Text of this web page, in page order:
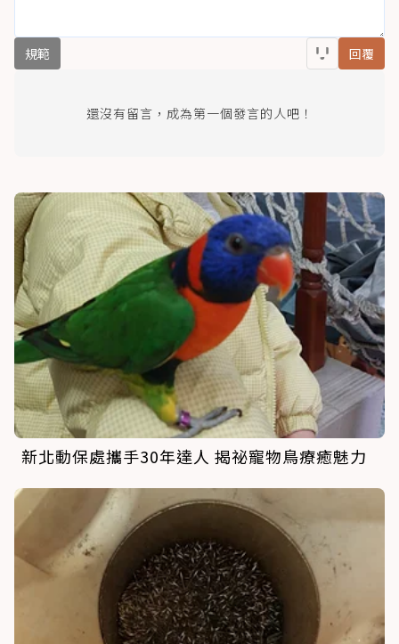
規範 回覆
還沒有留言，成為第一個發言的人吧！
新北動保處攜手30年達人 揭祕寵物鳥療癒魅力